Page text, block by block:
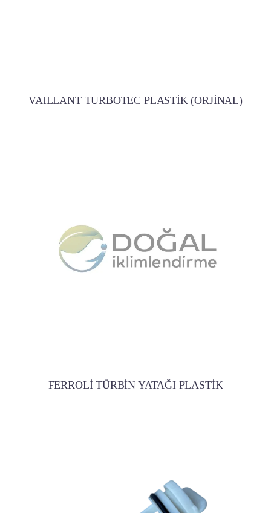
VAILLANT TURBOTEC PLASTİK (ORJİNAL)
FERROLİ TÜRBİN YATAĞI PLASTİK